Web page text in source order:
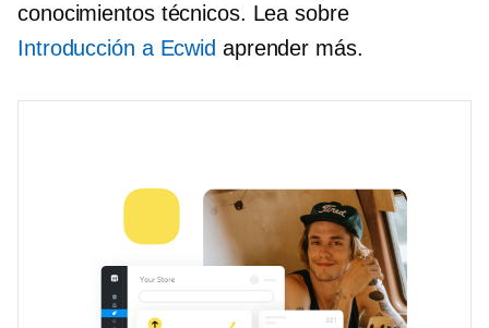
conocimientos técnicos. Lea sobre
Introducción a Ecwid aprender más.